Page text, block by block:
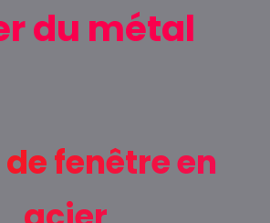
fenêtre en